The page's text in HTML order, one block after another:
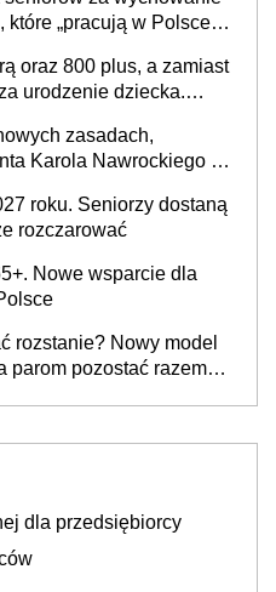
„pracują w Polsce i
Sejmu
oraz 800 plus, a zamiast
urodzenie dziecka.
demograficznej?
zasadach,
Karola Nawrockiego –
roku. Seniorzy dostaną
rozczarować
Nowe wsparcie dla
rozstanie? Nowy model
parom pozostać razem
dla przedsiębiorcy